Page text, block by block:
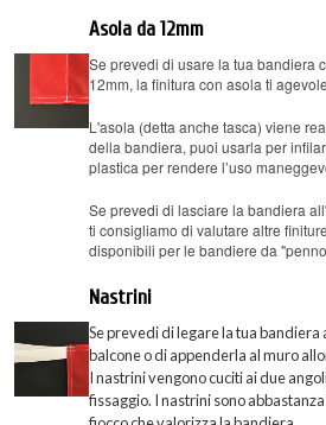
Asola da 12mm
Se prevedi di usare la tua bandiera
12mm, la finitura con asola ti
L'asola (detta anche tasca) viene
della bandiera, puoi usarla per
plastica per rendere l’uso
Se prevedi di lasciare la bandiera
ti consigliamo di valutare altre
disponibili per le bandiere da
Nastrini
Se prevedi di legare la tua bandiera
balcone o di appenderla al muro
I nastrini vengono cuciti ai due
fissaggio. I nastrini sono